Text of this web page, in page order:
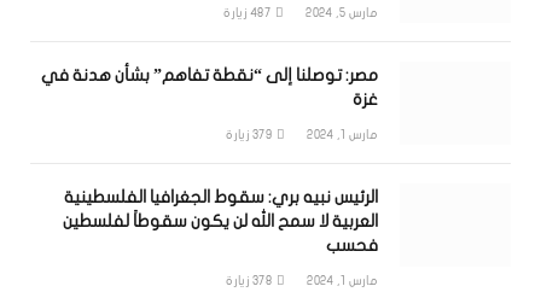
مارس 5, 2024 487 زيارة
مصر: توصلنا إلى “نقطة تفاهم” بشأن هدنة في
غزة
مارس 1, 2024 379 زيارة
الرئيس نبيه بري: سقوط الجغرافيا الفلسطينية
العربية لا سمح الله لن يكون سقوطاً لفلسطين
فحسب
مارس 1, 2024 378 زيارة